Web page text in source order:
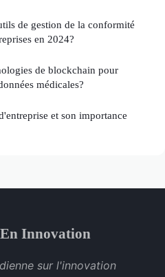
de gestion de la conformité
en 2024?
de blockchain pour
médicales?
et son importance
En Innovation
sur l'innovation